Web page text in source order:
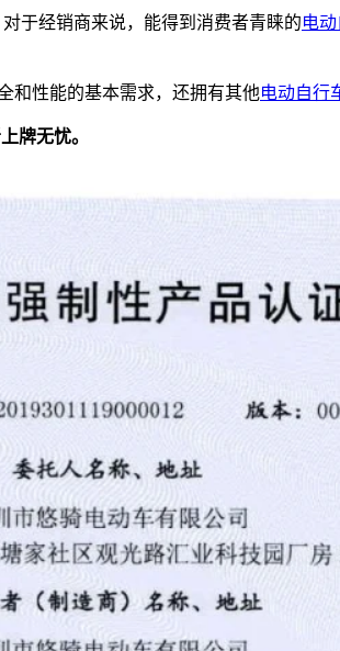
于经销商来说，能得到消费者青睐的电
和性能的基本需求，还拥有其他电动自行
牌无忧。